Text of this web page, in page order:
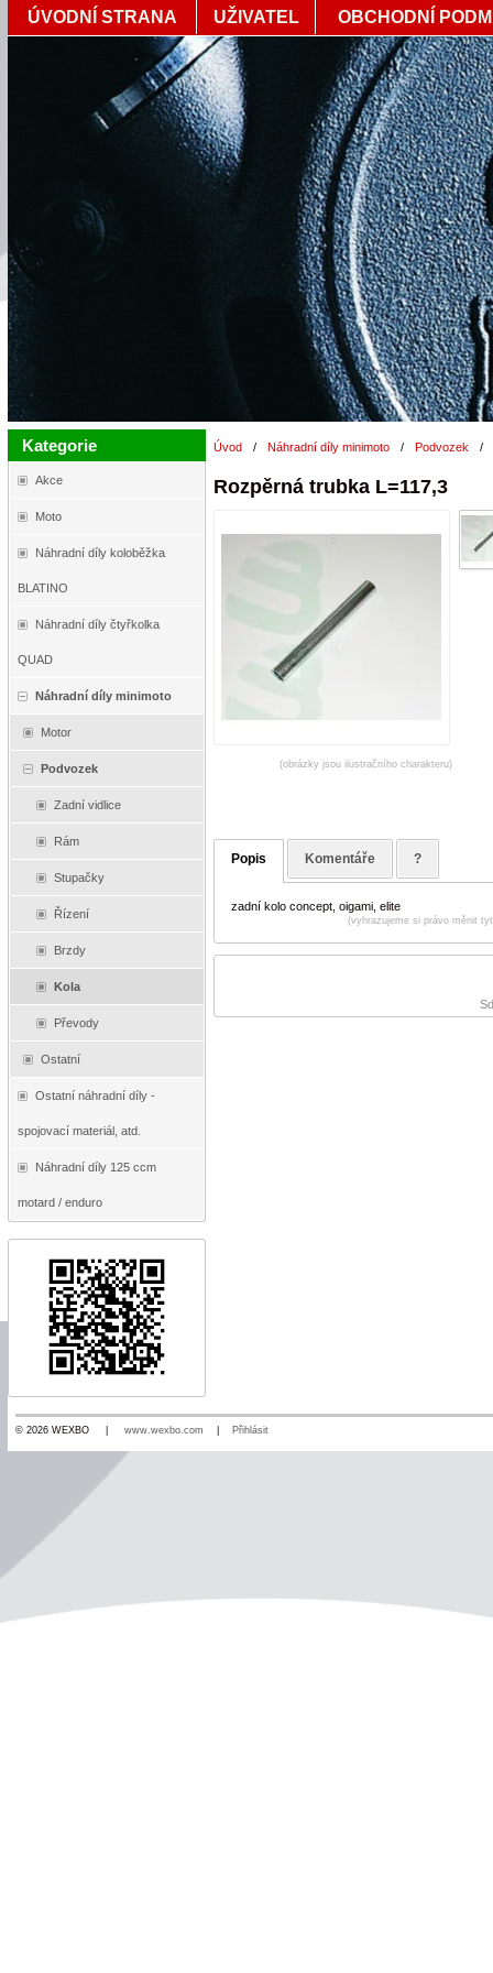
ÚVODNÍ STRANA UŽIVATEL OBCHODNÍ
Kategorie
Akce
Moto
Náhradní díly koloběžka
BLATINO
Náhradní díly čtyřkolka
QUAD
Náhradní díly minimoto
Motor
Podvozek
Zadní vidlice
Rám
Stupačky
Řízení
Brzdy
Kola
Převody
Ostatní
Ostatní náhradní díly -
spojovací materiál, atd.
Náhradní díly 125 ccm
motard / enduro
Úvod / Náhradní díly minimoto / Podvozek /
Rozpěrná trubka L=117,3
(obrázky jsou ilustračního charakteru)
Popis Komentáře ?
zadní kolo concept, oigami, elite
(vyhrazujeme si právo měnit
© 2026 WEXBO | www.wexbo.com Přihlásit